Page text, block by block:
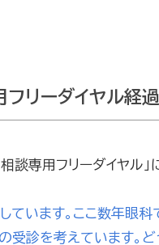
リーダイヤル経過
談専用フリーダイヤル
ています。ここ数年眼
受診を考えています。